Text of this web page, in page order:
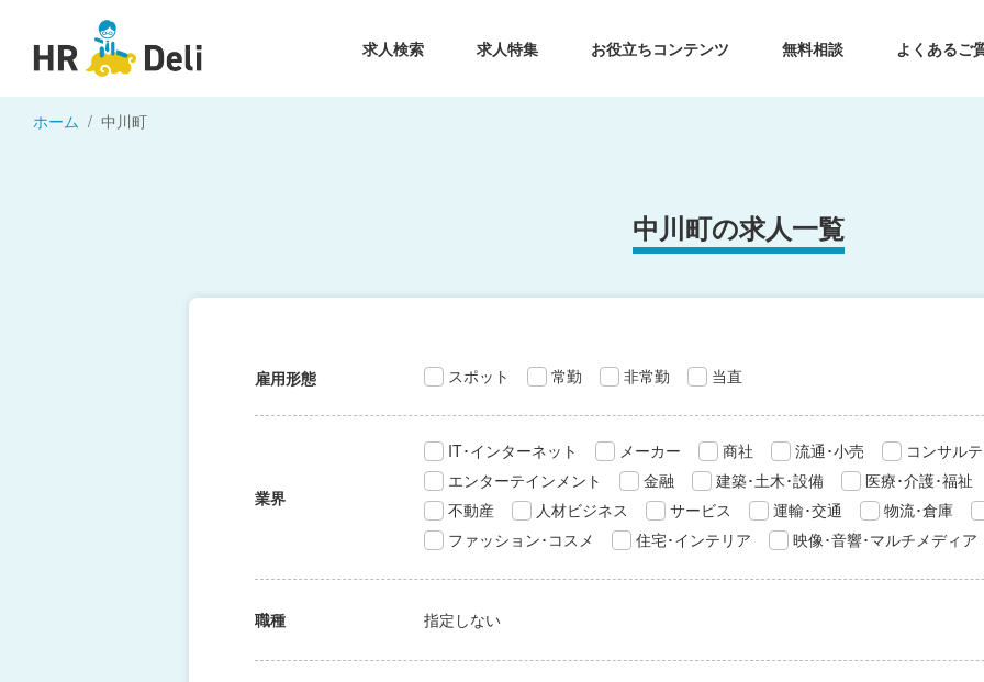
求人検索 求人特集 お役立ちコンテンツ 無料相談 よくあるご
ホーム 中川町
中川町の求人一覧
雇用形態 スポット 常勤 非常勤 当直
業界
IT･インターネット メーカー 商社 流通･小売
コンサル
エンターテインメント
金融 建築･土木･設備
医療･介護･福祉
不動産
人材ビジネス サービス 運輸･交通
物流･倉庫
ファッション･コスメ
住宅･インテリア 映像･音響･マルチメディア
職種 指定しない